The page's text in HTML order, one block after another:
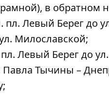
в
пл. Левый Берег до
Милославской;
пл. Левый Берег до
Павла Тычины –